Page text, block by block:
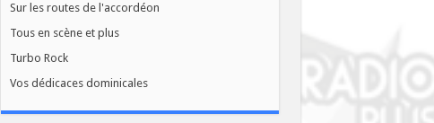
Sur les routes de l'accordéon
Tous en scène et plus
Turbo Rock
Vos dédicaces dominicales